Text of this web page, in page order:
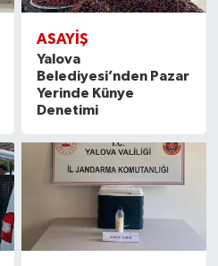
ASAYİŞ
Yalova
Belediyesi’nden Pazar
Yerinde Künye
Denetimi